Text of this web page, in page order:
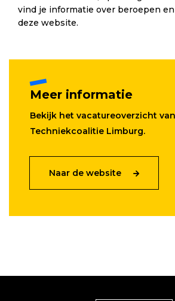
vind je informatie over beroepen
deze website.
Meer informatie
Bekijk het vacatureoverzicht van
Techniekcoalitie Limburg.
Naar de website